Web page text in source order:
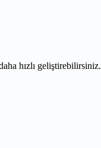
hızlı geliştirebilirsiniz.